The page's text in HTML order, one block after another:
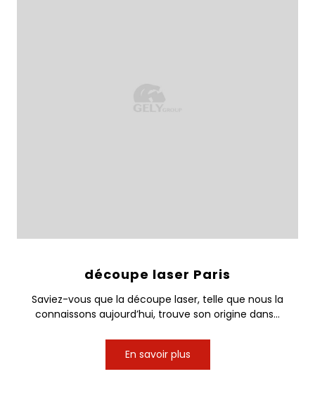
découpe laser Paris
Saviez-vous que la découpe laser, telle que nous la
connaissons aujourd’hui, trouve son origine dans...
En savoir plus